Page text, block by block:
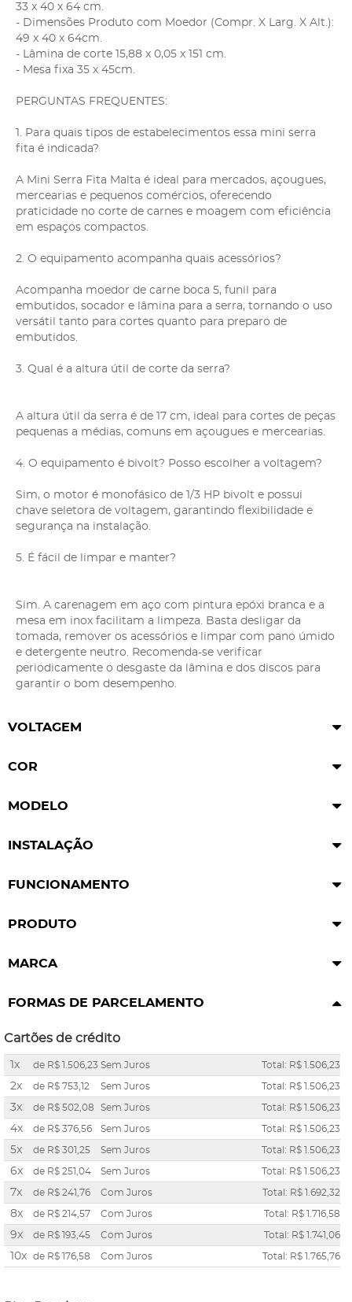
33 x 40 x 64 cm.
- Dimensões Produto com Moedor (Compr. X Larg. X Alt.):
49 x 40 x 64cm.
- Lâmina de corte 15,88 x 0,05 x 151 cm.
- Mesa fixa 35 x 45cm.
PERGUNTAS FREQUENTES:
1. Para quais tipos de estabelecimentos essa mini serra
fita é indicada?
A Mini Serra Fita Malta é ideal para mercados, açougues,
mercearias e pequenos comércios, oferecendo
praticidade no corte de carnes e moagem com eficiência
em espaços compactos.
2. O equipamento acompanha quais acessórios?
Acompanha moedor de carne boca 5, funil para
embutidos, socador e lâmina para a serra, tornando o uso
versátil tanto para cortes quanto para preparo de
embutidos.
3. Qual é a altura útil de corte da serra?
A altura útil da serra é de 17 cm, ideal para cortes de peças
pequenas a médias, comuns em açougues e mercearias.
4. O equipamento é bivolt? Posso escolher a voltagem?
Sim, o motor é monofásico de 1/3 HP bivolt e possui
chave seletora de voltagem, garantindo flexibilidade e
segurança na instalação.
5. É fácil de limpar e manter?
Sim. A carenagem em aço com pintura epóxi branca e a
mesa em inox facilitam a limpeza. Basta desligar da
tomada, remover os acessórios e limpar com pano úmido
e detergente neutro. Recomenda-se verificar
periodicamente o desgaste da lâmina e dos discos para
garantir o bom desempenho.
VOLTAGEM
COR
MODELO
INSTALAÇÃO
FUNCIONAMENTO
PRODUTO
MARCA
FORMAS DE PARCELAMENTO
Cartões de crédito
1x de R$ 1.506,23 Sem Juros Total: R$ 1.506,23
2x de R$ 753,12 Sem Juros Total: R$ 1.506,23
3x de R$ 502,08 Sem Juros Total: R$ 1.506,23
4x de R$ 376,56 Sem Juros Total: R$ 1.506,23
5x de R$ 301,25 Sem Juros Total: R$ 1.506,23
6x de R$ 251,04 Sem Juros Total: R$ 1.506,23
7x de R$ 241,76 Com Juros Total: R$ 1.692,32
8x de R$ 214,57 Com Juros Total: R$ 1.716,58
9x de R$ 193,45 Com Juros Total: R$ 1.741,06
10x de R$ 176,58 Com Juros Total: R$ 1.765,76